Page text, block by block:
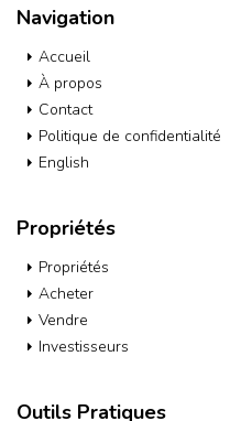
Navigation
Accueil
À propos
Contact
Politique de confidentialité
English
Propriétés
Propriétés
Acheter
Vendre
Investisseurs
Outils Pratiques